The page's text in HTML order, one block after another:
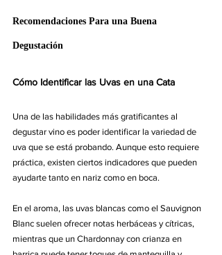
Recomendaciones Para una Buena
Degustación
Cómo Identificar las Uvas en una Cata
Una de las habilidades más gratificantes al
degustar vino es poder identificar la variedad de
uva que se está probando. Aunque esto requiere
práctica, existen ciertos indicadores que pueden
ayudarte tanto en nariz como en boca.
En el aroma, las uvas blancas como el Sauvignon
Blanc suelen ofrecer notas herbáceas y cítricas,
mientras que un Chardonnay con crianza en